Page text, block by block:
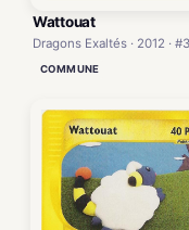
Wattouat
Dragons Exaltés · 2012 ·
COMMUNE